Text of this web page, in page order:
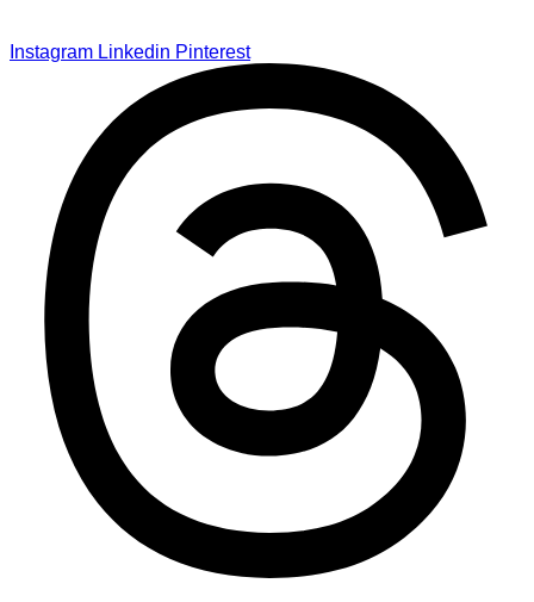
Instagram Linkedin Pinterest